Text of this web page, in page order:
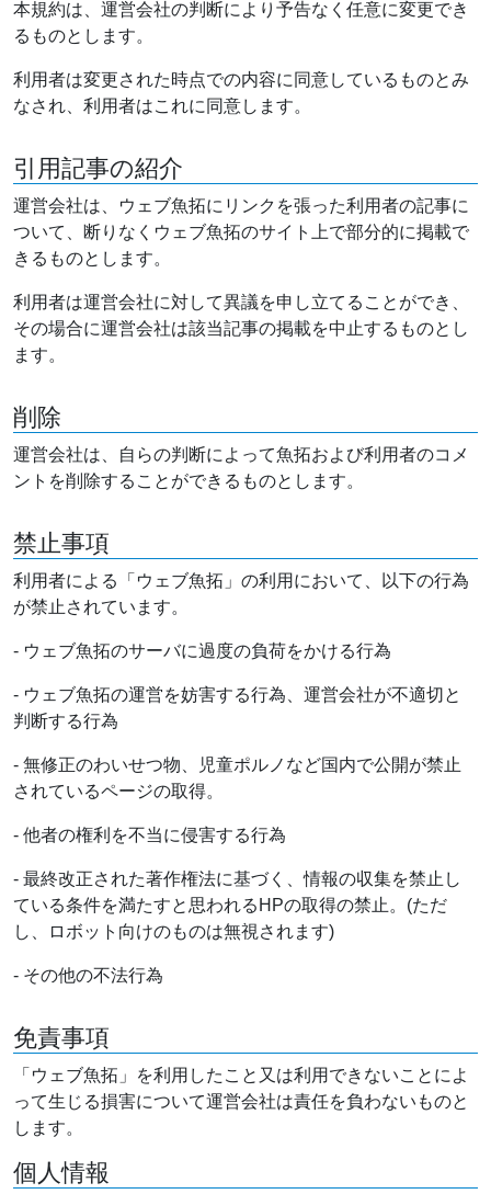
本規約は、運営会社の判断により予告なく任意に変更でき
るものとします。
利用者は変更された時点での内容に同意しているものとみ
なされ、利用者はこれに同意します。
引用記事の紹介
運営会社は、ウェブ魚拓にリンクを張った利用者の記事に
ついて、断りなくウェブ魚拓のサイト上で部分的に掲載で
きるものとします。
利用者は運営会社に対して異議を申し立てることができ、
その場合に運営会社は該当記事の掲載を中止するものとし
ます。
削除
運営会社は、自らの判断によって魚拓および利用者のコメ
ントを削除することができるものとします。
禁止事項
利用者による「ウェブ魚拓」の利用において、以下の行為
が禁止されています。
- ウェブ魚拓のサーバに過度の負荷をかける行為
- ウェブ魚拓の運営を妨害する行為、運営会社が不適切と
判断する行為
- 無修正のわいせつ物、児童ポルノなど国内で公開が禁止
されているページの取得。
- 他者の権利を不当に侵害する行為
- 最終改正された著作権法に基づく、情報の収集を禁止し
ている条件を満たすと思われるHPの取得の禁止。(ただ
し、ロボット向けのものは無視されます)
- その他の不法行為
免責事項
「ウェブ魚拓」を利用したこと又は利用できないことによ
って生じる損害について運営会社は責任を負わないものと
します。
個人情報